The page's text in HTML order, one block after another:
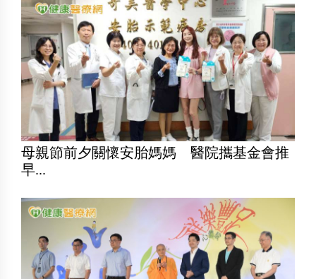
母親節前夕關懷安胎媽媽 醫院攜基金會推
早...